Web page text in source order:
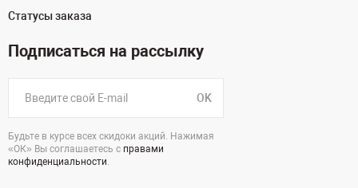
Статусы заказа
Подписаться на рассылку
OK
Будьте в курсе всех скидоки акций. Нажимая
«ОК» Вы соглашаетесь с правами
конфиденциальности.